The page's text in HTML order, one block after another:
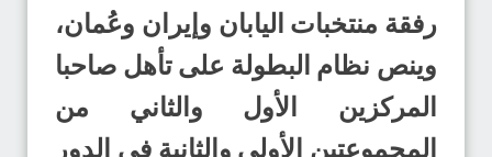
رفقة منتخبات اليابان وإيران وعُمان،
وينص نظام البطولة على تأهل صاحبا
المركزين الأول والثاني من
المجموعتين الأولى والثانية في الدور